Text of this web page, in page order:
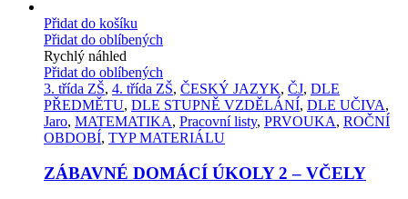
Přidat do košíku
Přidat do oblíbených
Rychlý náhled
Přidat do oblíbených
3. třída ZŠ, 4. třída ZŠ, ČESKÝ JAZYK, ČJ, DLE
PŘEDMĚTU, DLE STUPNĚ VZDĚLÁNÍ, DLE UČIVA,
Jaro, MATEMATIKA, Pracovní listy, PRVOUKA, ROČNÍ
OBDOBÍ, TYP MATERIÁLU
ZÁBAVNÉ DOMÁCÍ ÚKOLY 2 – VČELY